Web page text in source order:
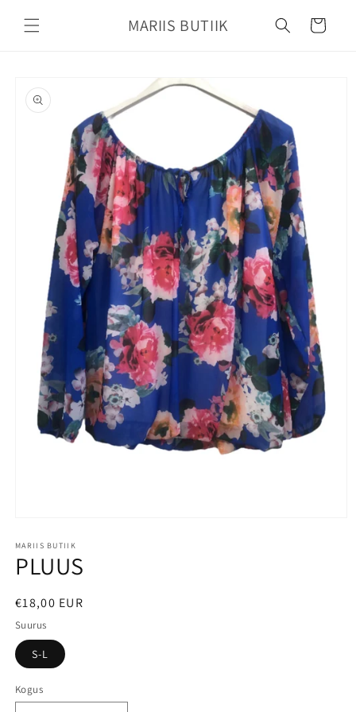
sisu
juurde
MARIIS BUTIIK Käru
tooteteabe
juurde
MARIIS BUTIIK
PLUUS
€18,00 EUR
Suurus
S-L
Kogus